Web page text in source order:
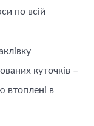
по всій
куточків –
втоплені в